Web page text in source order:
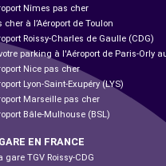
Nîmes pas cher
à l’Aéroport de Toulon
Roissy-Charles de Gaulle (CDG)
parking à l'Aéroport de Paris-Orly
Nice pas cher
Lyon-Saint-Exupéry (LYS)
Marseille pas cher
Bâle-Mulhouse (BSL)
EN FRANCE
gare TGV Roissy-CDG